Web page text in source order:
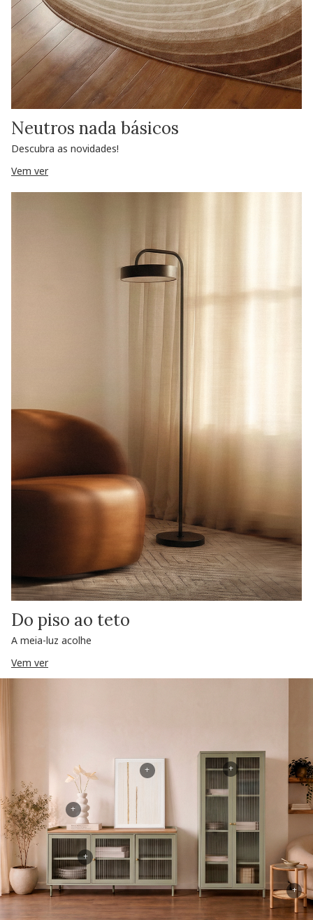
Neutros nada básicos
Descubra as novidades!
Vem ver
Do piso ao teto
A meia-luz acolhe
Vem ver
+
+
+
+
+